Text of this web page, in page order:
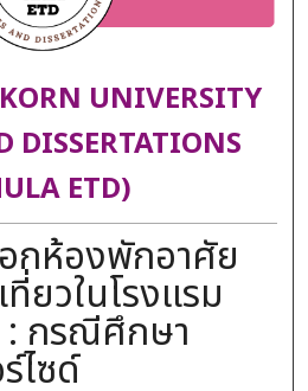
UNIVERSITY
DISSERTATIONS
ETD)
กห้องพักอาศัย
ยวในโรงแรม
: กรณีศึกษา
ไซด์